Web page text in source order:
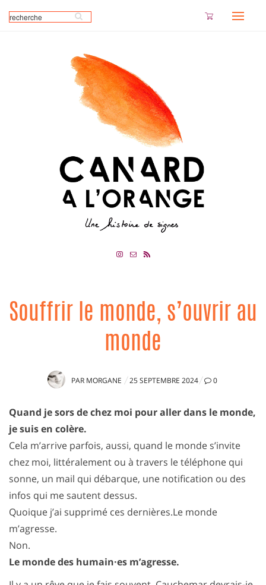
Souffrir le monde, s’ouvrir au
monde
PAR MORGANE
PUBLIÉ
25 SEPTEMBRE 2024 0
Quand je sors de chez moi pour aller dans le monde,
je suis en colère.
Cela m’arrive parfois, aussi, quand le monde s’invite
chez moi, littéralement ou à travers le téléphone qui
sonne, un mail qui débarque, une notification ou des
infos qui me sautent dessus.
Quoique j’ai supprimé ces dernières.Le monde
m’agresse.
Non.
Le monde des humain·es m’agresse.